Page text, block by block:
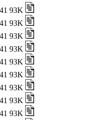
93K
93K
93K
93K
93K
93K
93K
93K
93K